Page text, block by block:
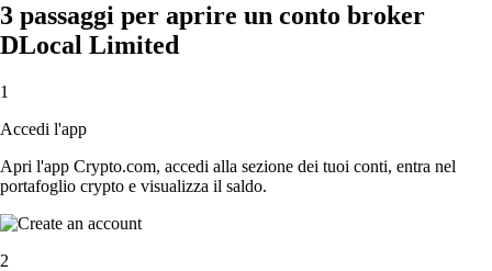
3 passaggi per aprire un conto broker
DLocal Limited
1
Accedi l'app
Apri l'app Crypto.com, accedi alla sezione dei tuoi conti, entra nel
portafoglio crypto e visualizza il saldo.
2